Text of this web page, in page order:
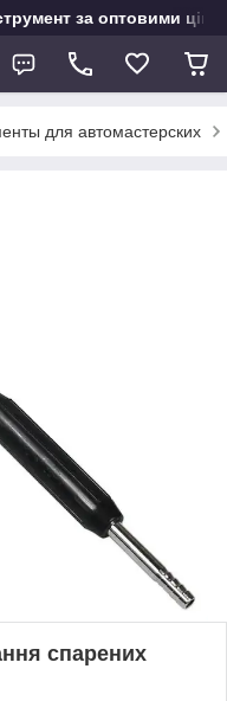
за оптовими
для автомастерских
спарених